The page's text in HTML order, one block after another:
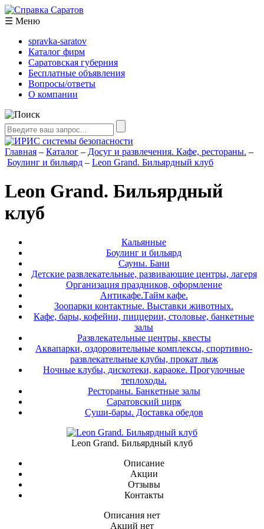
☰ Меню
spravka-saratov
Каталог фирм
Саратовская губерния
Бесплатные объявления
Вопросы/ответы
О компании
Главная – Каталог – Досуг и развлечения. Кафе, рестораны. –
Боулинг и бильярд – Leon Grand. Бильярдный клуб
Leon Grand. Бильярдный
клуб
Кальянные
Боулинг и бильярд
Сауны. Бани
Детские развлекательные, развивающие центры, лагеря
Организация праздников, оформление
Антикафе.Тайм кафе.
Зоопарки контактные. Выставки животных.
Кафе, бары, кофейни, пиццерии, столовые, банкетные
залы
Развлекательные центры, квесты
Аквапарки, оздоровительные комплексы, спортивно-
развлекательные клубы, прокат лыж
Ночные клубы, дискотеки, караоке. Прогулочные
теплоходы.
Рестораны. Банкетные залы
Саратовский цирк
Суши-бары. Доставка обедов
Leon Grand. Бильярдный клуб
Описание
Акции
Отзывы
Контакты
Описания нет
Акций нет